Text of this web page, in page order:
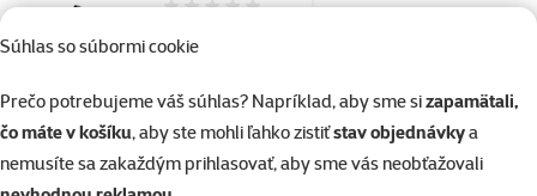
Súhlas so súbormi cookie
Prečo potrebujeme váš súhlas? Napríklad, aby sme sizapamätali,
čo máte v košíku, aby ste mohli ľahko zistiťstav objednávkya
nemusíte sa zakaždým prihlasovať, aby sme vás neobťažovali
Dog Fantasy
platinum zlatá
30 cm
Hodnotenie 0%
Cena
49,99 €